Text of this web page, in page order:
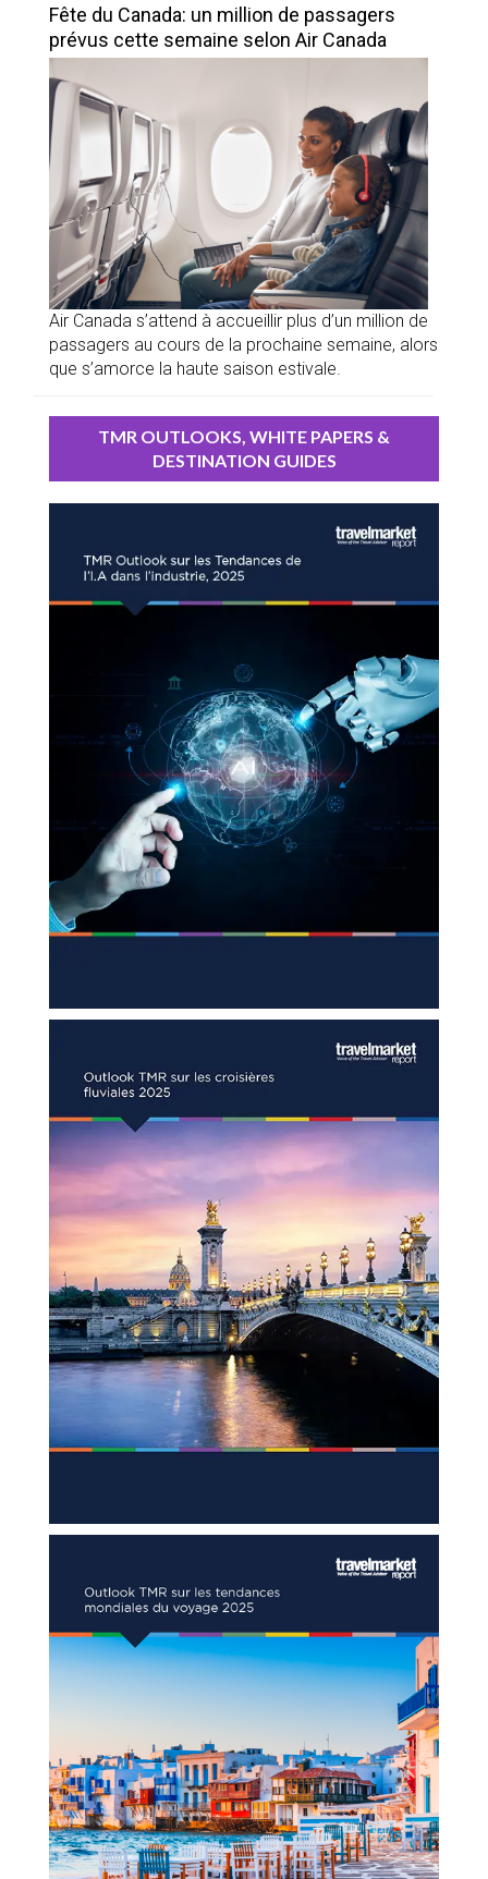
Fête du Canada: un million de passagers
prévus cette semaine selon Air Canada
Air Canada s’attend à accueillir plus d’un million de
passagers au cours de la prochaine semaine, alors
que s’amorce la haute saison estivale.
TMR OUTLOOKS, WHITE PAPERS &
DESTINATION GUIDES